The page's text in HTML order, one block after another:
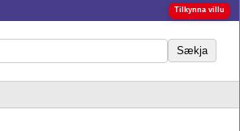
Tilkynna villu
Sækja